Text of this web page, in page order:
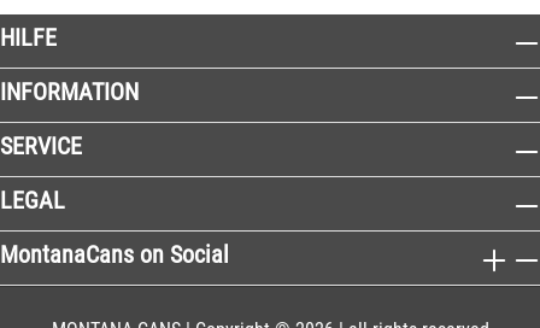
HILFE
INFORMATION
SERVICE
LEGAL
MontanaCans on Social